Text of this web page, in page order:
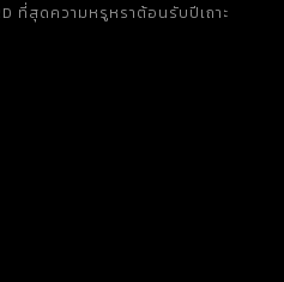
ที่สุดความหรูหราต้อนรับปีเถาะ